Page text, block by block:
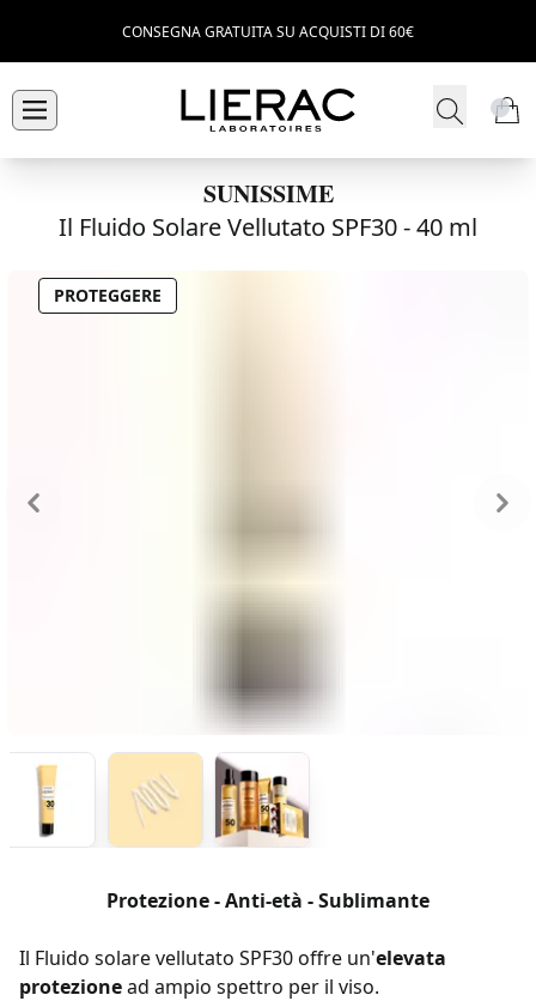
CONSEGNA GRATUITA SU ACQUISTI DI 60€
SUNISSIME
Il Fluido Solare Vellutato SPF30 -40 ml
PROTEGGERE
Protezione - Anti-età - Sublimante
Il Fluido solare vellutato SPF30 offre un'elevata
protezionead ampio spettro per il viso.